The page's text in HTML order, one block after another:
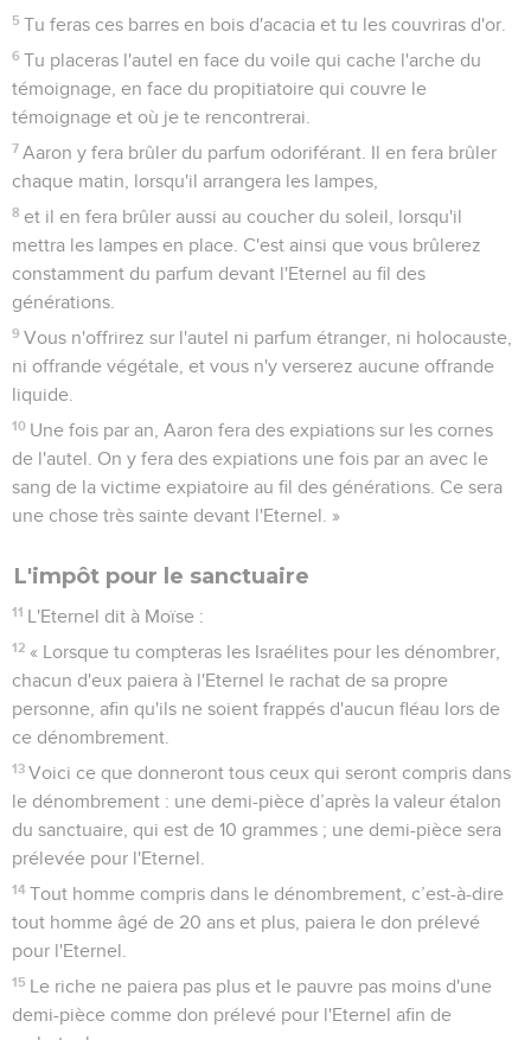
5 Tu feras ces barres en bois d'acacia et tu les couvriras d'or.
6 Tu placeras l'autel en face du voile qui cache l'arche du
témoignage, en face du propitiatoire qui couvre le
témoignage et où je te rencontrerai.
7 Aaron y fera brûler du parfum odoriférant. Il en fera brûler
chaque matin, lorsqu'il arrangera les lampes,
8 et il en fera brûler aussi au coucher du soleil, lorsqu'il
mettra les lampes en place. C'est ainsi que vous brûlerez
constamment du parfum devant l'Eternel au fil des
générations.
9 Vous n'offrirez sur l'autel ni parfum étranger, ni holocauste,
ni offrande végétale, et vous n'y verserez aucune offrande
liquide.
10 Une fois par an, Aaron fera des expiations sur les cornes
de l'autel. On y fera des expiations une fois par an avec le
sang de la victime expiatoire au fil des générations. Ce sera
une chose très sainte devant l'Eternel. »
L'impôt pour le sanctuaire
11 L'Eternel dit à Moïse :
12 « Lorsque tu compteras les Israélites pour les dénombrer,
chacun d'eux paiera à l'Eternel le rachat de sa propre
personne, afin qu'ils ne soient frappés d'aucun fléau lors de
ce dénombrement.
13 Voici ce que donneront tous ceux qui seront compris dans
le dénombrement : une demi-pièce d’après la valeur étalon
du sanctuaire, qui est de 10 grammes ; une demi-pièce sera
prélevée pour l'Eternel.
14 Tout homme compris dans le dénombrement, c’est-à-dire
tout homme âgé de 20 ans et plus, paiera le don prélevé
pour l'Eternel.
15 Le riche ne paiera pas plus et le pauvre pas moins d'une
demi-pièce comme don prélevé pour l'Eternel afin de